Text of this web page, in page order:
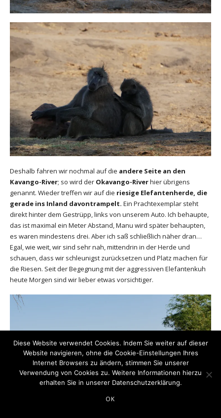
Deshalb fahren wir nochmal auf die andere Seite an den
Kavango-River; so wird der Okavango-Riverhier übrigens
genannt. Wieder treffen wir auf die riesige Elefantenherde, die
gerade ins Inland davontrampelt. Ein Prachtexemplar steht
direkt hinter dem Gestrüpp, links von unserem Auto. Ich behaupte,
das ist maximal ein Meter Abstand, Manu wird später behaupten,
es waren mindestens drei. Aber ich saß schließlich näher dran…
Egal, wie weit, wir sind sehr nah, mittendrin in der Herde und
schauen, dass wir schleunigst zurücksetzen und Platz machen für
die Riesen. Seit der Begegnung mit der aggressiven Elefantenkuh
heute Morgen sind wir lieber etwas vorsichtiger.
Diese Website verwendet Cookies. Indem Sie weiter auf dieser
Website navigieren, ohne die Cookie-Einstellungen Ihres
Internet Browsers zu ändern, stimmen Sie unserer
Verwendung von Cookies zu. Weitere Informationen hierzu
erhalten Sie in unserer Datenschutzerklärung.
OK